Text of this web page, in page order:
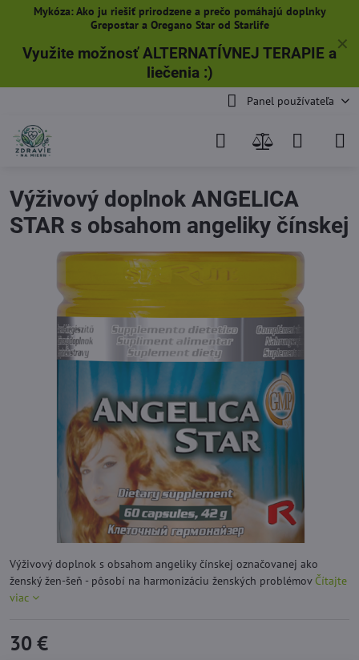
✕
Mykóza: Ako ju riešiť prirodzene a prečo pomáhajú doplnky
Grepostar a Oregano Star od Starlife
Využite možnosť ALTERNATÍVNEJ TERAPIE a
liečenia:)
Panel používateľa
Výživový doplnok ANGELICA
STAR s obsahom angeliky čínskej
Výživový doplnok s obsahom angeliky čínskej označovanej ako
ženský žen-šeň - pôsobí na harmonizáciu ženských problémov Čítajte
viac
30 €